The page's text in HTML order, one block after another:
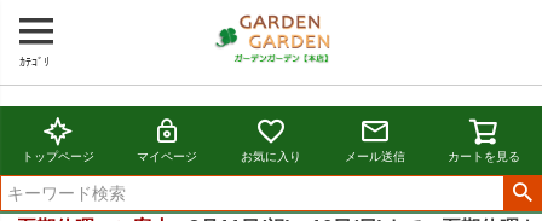
ｶﾃｺﾞﾘ
トップページ マイページ お気に入り メール送信 カートを見る